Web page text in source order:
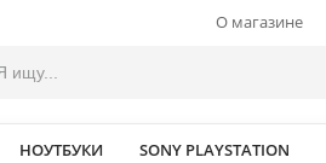
О магазине
НОУТБУКИ SONY PLAYSTATION